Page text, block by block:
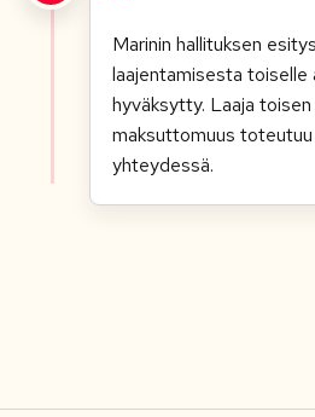
Marinin hallituksen
laajentamisesta toiselle
hyväksytty. Laaja
maksuttomuus
yhteydessä.